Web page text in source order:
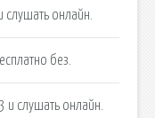
слушать онлайн.
без.
и слушать онлайн.